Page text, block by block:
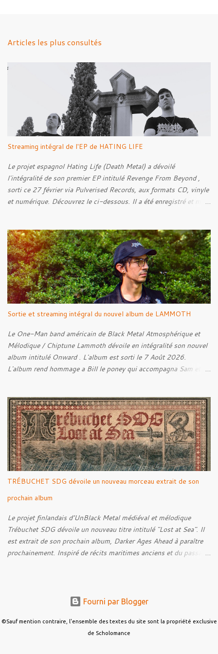
Articles les plus consultés
Streaming intégral de l'EP de HATING LIFE
Le projet espagnol Hating Life (Death Metal) a dévoilé
l'intégralité de son premier EP intitulé Revenge From Beyond ,
sorti ce 27 février via Pulverised Records, aux formats CD, vinyle
et numérique. Découvrez le ci-dessous. Il a été enregistré et mixé
Rebellion Against The Vile 05. Revenge From Beyond 06. The
Sense Of Fear
Sortie et streaming intégral du nouvel album de LAMMOTH
Le One-Man band américain de Black Metal Atmosphérique et
Mélodique / Chiptune Lammoth dévoile en intégralité son nouvel
album intitulé Onward . L'album est sorti le 7 Août 2026.
L'album rend hommage a Bill le poney qui accompagna Sam et
Half-Starved Pony 02. To Be Free (Bill) 03. A Gardener - 04:05
04. Farewell, Good Beast of Burden 05. A Fox Passing Through
the Woods on Business of Their Own 06. The Road to Bree 07.
We Were Born to Suffer 08. Horsethieving 09. A Final Parting
Onward de Lammoth
TRÉBUCHET SDG dévoile un nouveau morceau extrait de son
prochain album
Le projet finlandais d’UnBlack Metal médiéval et mélodique
Trébuchet SDG dévoile un nouveau titre intitulé "Lost at Sea". Il
est extrait de son prochain album, Darker Ages Ahead à paraître
prochainement. Inspiré de récits maritimes anciens et du passage
la persévérance et de l’espoir face aux épreuves, alors que le
ténèbres qui l’entourent.
Fourni par Blogger
©Sauf mention contraire, l'ensemble des textes du site sont la propriété exclusive
de Scholomance